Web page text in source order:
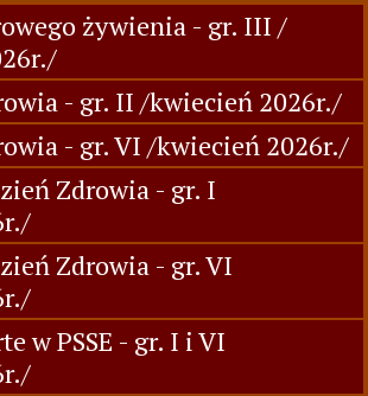
żywienia - gr. III /
- gr. II /kwiecień 2026r./
- gr. VI /kwiecień 2026r./
Zdrowia - gr. I
Zdrowia - gr. VI
w PSSE - gr. I i VI